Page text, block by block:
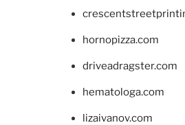
hornopizza.com
driveadragster.com
hematologa.com
lizaivanov.com